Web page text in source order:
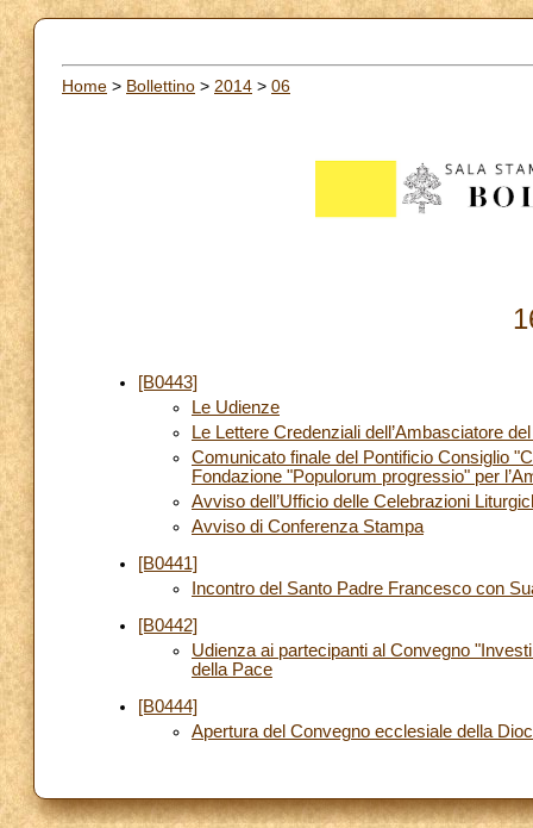
Home > Bollettino > 2014 > 06
[B0443]
Le Udienze
Le Lettere Credenziali dell’Ambasciatore
Comunicato finale del Pontificio Consiglio
Fondazione "Populorum progressio" per
Avviso dell’Ufficio delle Celebrazioni
Avviso di Conferenza Stampa
[B0441]
Incontro del Santo Padre Francesco con
[B0442]
Udienza ai partecipanti al Convegno
della Pace
[B0444]
Apertura del Convegno ecclesiale della